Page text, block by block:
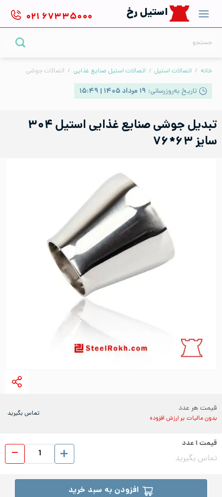
content
استیل رخ ۰۲۱ ۶۷۳۳۵۰۰۰
خانه / اتصالات استیل / اتصالات استیل صنایع غذایی / اتصالات جوشی
تاریخ به‌روزرسانی: ۱۹ مرداد ۱۴۰۵ | ۱۵:۴۹
تبدیل جوشی صنایع غذایی استیل ۳۰۴
سایز ۶۳*۷۶
قیمت هر عدد
بدون مالیات بر ارزش افزوده
تماس بگیرید
قیمت ۱عدد
تماس بگیرید
افزودن به سبد خرید